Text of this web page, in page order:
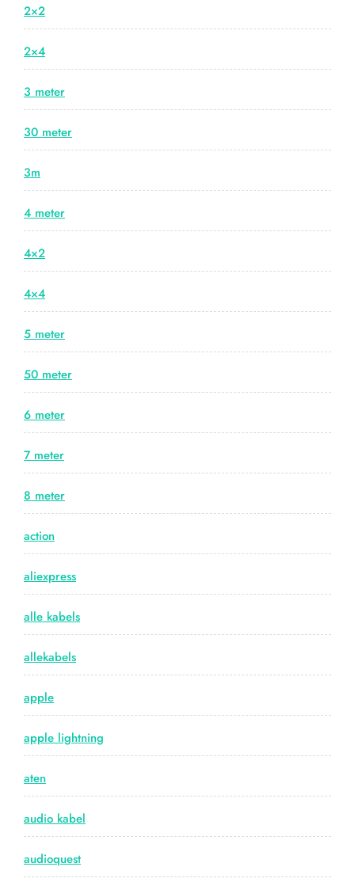
2×2
2×4
3 meter
30 meter
3m
4 meter
4×2
4×4
5 meter
50 meter
6 meter
7 meter
8 meter
action
aliexpress
alle kabels
allekabels
apple
apple lightning
aten
audio kabel
audioquest